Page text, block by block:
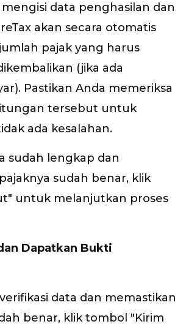
data penghasilan dan
akan secara otomatis
pajak yang harus
(jika ada
Pastikan Anda memeriksa
tersebut untuk
ada kesalahan.
sudah lengkap dan
sudah benar, klik
untuk melanjutkan proses
Dapatkan Bukti
data dan memastikan
benar, klik tombol "Kirim